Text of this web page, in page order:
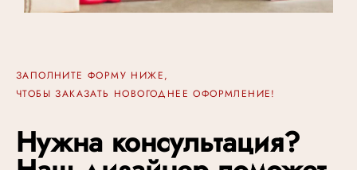
ЗАПОЛНИТЕ ФОРМУ НИЖЕ,
ЧТОБЫ ЗАКАЗАТЬ НОВОГОДНЕЕ ОФОРМЛЕНИЕ!
Нужна консультация?